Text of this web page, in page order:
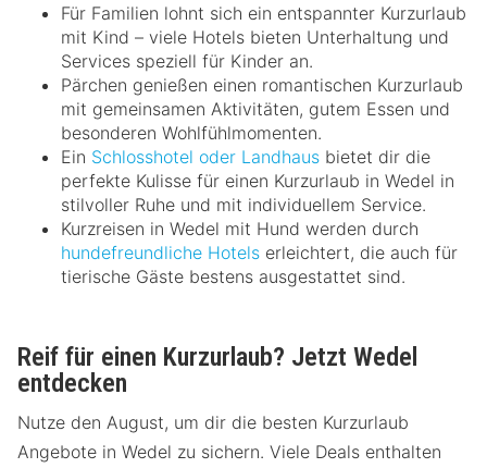
Für Familien lohnt sich ein entspannter Kurzurlaub
mit Kind – viele Hotels bieten Unterhaltung und
Services speziell für Kinder an.
Pärchen genießen einen romantischen Kurzurlaub
mit gemeinsamen Aktivitäten, gutem Essen und
besonderen Wohlfühlmomenten.
Ein Schlosshotel oder Landhaus bietet dir die
perfekte Kulisse für einen Kurzurlaub in Wedel in
stilvoller Ruhe und mit individuellem Service.
Kurzreisen in Wedel mit Hund werden durch
hundefreundliche Hotels erleichtert, die auch für
tierische Gäste bestens ausgestattet sind.
Reif für einen Kurzurlaub? Jetzt Wedel
entdecken
Nutze den August, um dir die besten Kurzurlaub
Angebote in Wedel zu sichern. Viele Deals enthalten